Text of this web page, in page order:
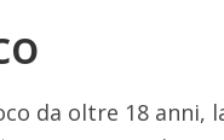
da oltre 18 anni,